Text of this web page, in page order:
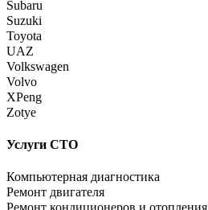
Subaru
Suzuki
Toyota
UAZ
Volkswagen
Volvo
XPeng
Zotye
Услуги СТО
Компьютерная диагностика
Ремонт двигателя